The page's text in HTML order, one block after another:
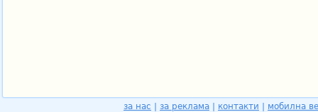
за нас за реклама контакти
мобилна